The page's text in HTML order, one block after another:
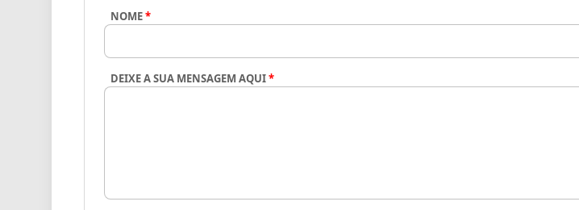
NOME*
DEIXE A SUA MENSAGEM AQUI*